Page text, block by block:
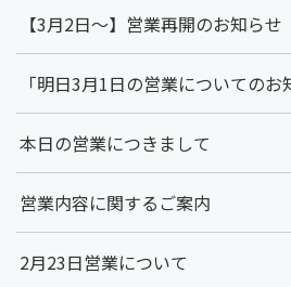
【3月2日～】営業再開のお知らせ
「明日3月1日の営業についてのお
本日の営業につきまして
営業内容に関するご案内
2月23日営業について